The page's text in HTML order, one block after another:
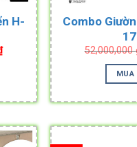
H-
Current
price
37,000,000 ₫.
Combo
52,000,000
MUA